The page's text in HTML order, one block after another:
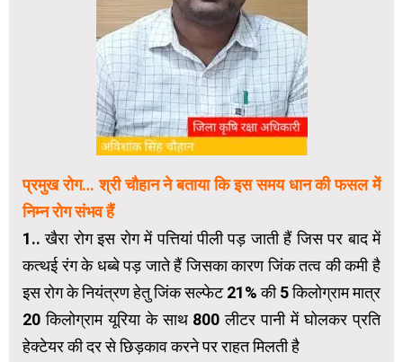
प्रमुख रोग… श्री चौहान ने बताया कि इस समय धान की फसल में
निम्न रोग संभव हैं
1.. खैरा रोग इस रोग में पत्तियां पीली पड़ जाती हैं जिस पर बाद में
कत्थई रंग के धब्बे पड़ जाते हैं जिसका कारण जिंक तत्व की कमी है
इस रोग के नियंत्रण हेतु जिंक सल्फेट 21% की 5 किलोग्राम मात्र
20 किलोग्राम यूरिया के साथ 800 लीटर पानी में घोलकर प्रति
हेक्टेयर की दर से छिड़काव करने पर राहत मिलती है